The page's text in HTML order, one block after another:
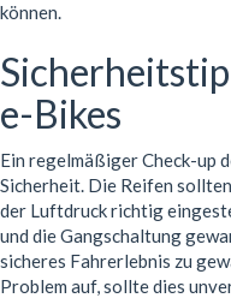
können.
e-Bikes
Ein regelmäßiger Check-up
Sicherheit. Die Reifen
der Luftdruck richtig
und die Gangschaltung
sicheres Fahrerlebnis zu
Problem auf, sollte dies